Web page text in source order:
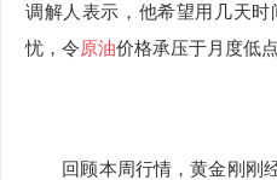
调解人表示，他希望用几天
忧，令原油价格承压于月度低
回顾本周行情，黄金刚刚经